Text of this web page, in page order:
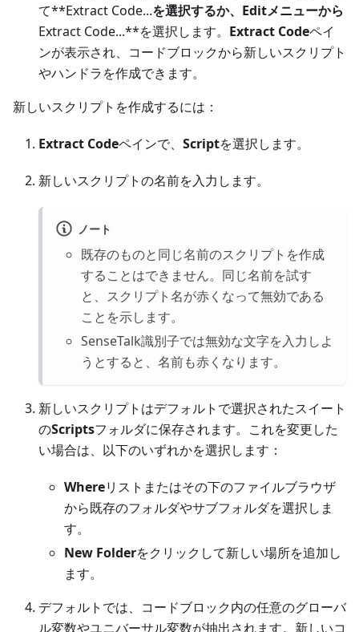
て**Extract Code...を選択するか、 Editメニューから
Extract Code...**を選択します。 Extract Codeペイ
ンが表示され、コードブロックから新しいスクリプト
やハンドラを作成できます。
新しいスクリプトを作成するには：
Extract Codeペインで、 Scriptを選択します。
新しいスクリプトの名前を入力します。
ノート
既存のものと同じ名前のスクリプトを作成
することはできません。同じ名前を試す
と、スクリプト名が赤くなって無効である
ことを示します。
SenseTalk識別子では無効な文字を入力しよ
うとすると、名前も赤くなります。
新しいスクリプトはデフォルトで選択されたスイート
のScriptsフォルダに保存されます。これを変更した
い場合は、以下のいずれかを選択します：
Whereリストまたはその下のファイルブラウザ
から既存のフォルダやサブフォルダを選択しま
す。
New Folderをクリックして新しい場所を追加し
ます。
デフォルトでは、コードブロック内の任意のグローバ
ル変数やユニバーサル変数が抽出されます。新しいコ